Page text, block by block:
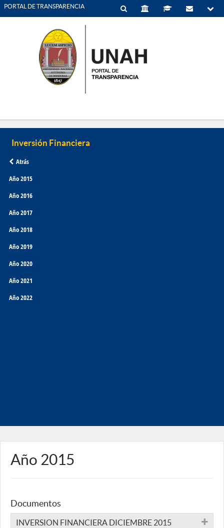
PORTAL DE TRANSPARENCIA
Atrás
Año 2015
Año 2016
Año 2017
Año 2018
Año 2019
Año 2020
Año 2021
Año 2022
Año 2015
Documentos
INVERSION FINANCIERA DICIEMBRE 2015